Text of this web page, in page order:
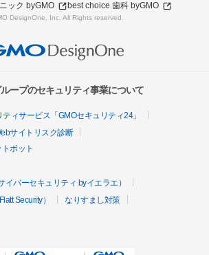
ック byGMO
best choice 歯科 byGMO
DesignOne, Inc. All Rights reserved.
ープのセキュリティ事業について
ィサービス「GMOセキュリティ24」
サイトリスク診断
ボット
バーセキュリティ byイエラエ）
Security）
なりすまし対策